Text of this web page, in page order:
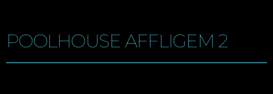
POOLHOUSE AFFLIGEM 2